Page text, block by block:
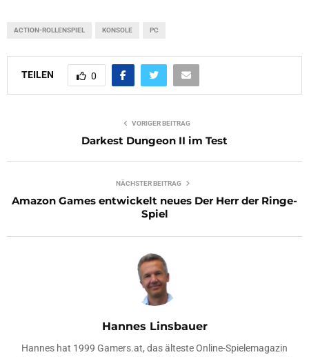
ACTION-ROLLENSPIEL KONSOLE PC
TEILEN 0
VORIGER BEITRAG
Darkest Dungeon II im Test
NÄCHSTER BEITRAG
Amazon Games entwickelt neues Der Herr der Ringe-
Spiel
Hannes Linsbauer
Hannes hat 1999 Gamers.at, das älteste Online-Spielemagazin